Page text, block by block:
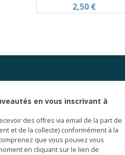
2,50 €
en vous inscrivant à
des offres via email de la part de
et de la collecte) conformément à la
que vous pouvez vous
en cliquant sur le lien de